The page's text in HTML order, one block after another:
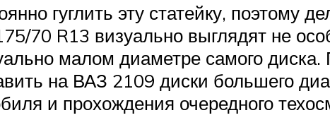
гуглить эту статейку, поэтому
70 R13 визуально выглядят не
малом диаметре самого диска.
на ВАЗ 2109 диски большего
и прохождения очередного